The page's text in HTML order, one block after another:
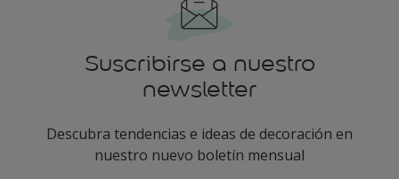
Suscribirse a nuestro
newsletter
Descubra tendencias e ideas de decoración en
nuestro nuevo boletín mensual